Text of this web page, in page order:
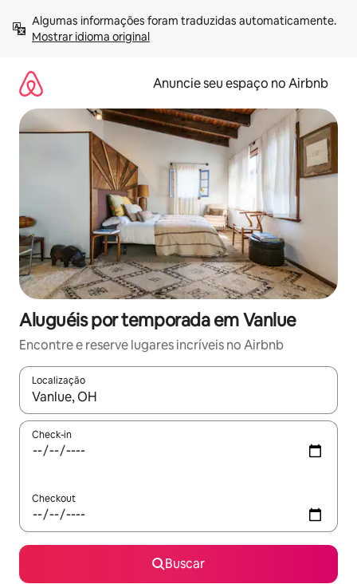
para
Mostrar idioma original
Anuncie seu espaço no Airbnb
Aluguéis por temporada em Vanlue
Encontre e reserve lugares incríveis no Airbnb
Localização
Quando os resultados estiverem disponíveis, explore-os
Check-in
Checkout
Buscar